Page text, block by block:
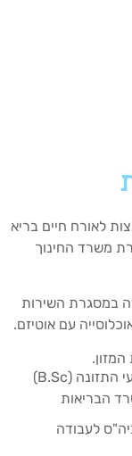
לאורח חיים בריא
משרד החינוך
במסגרת השירות
עם אוטיזם.
דיאטנית קלינית, בוגרת תואר ראשון במדעי התזונה (B.Sc)
הבריאות
לעבודה